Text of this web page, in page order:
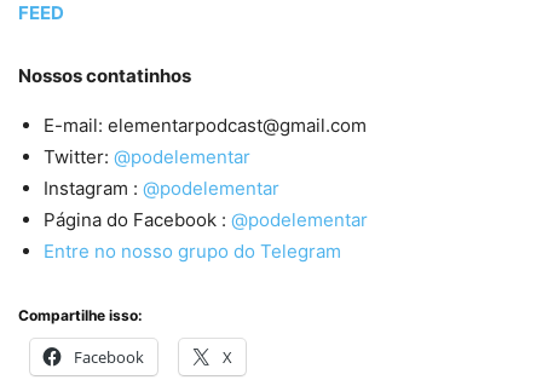
FEED
Nossos contatinhos
E-mail: elementarpodcast@gmail.com
Twitter: @podelementar
Instagram : @podelementar
Página do Facebook : @podelementar
Entre no nosso grupo do Telegram
Compartilhe isso:
Facebook X